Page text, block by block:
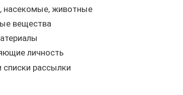
насекомые, животные
вещества
личность
рассылки